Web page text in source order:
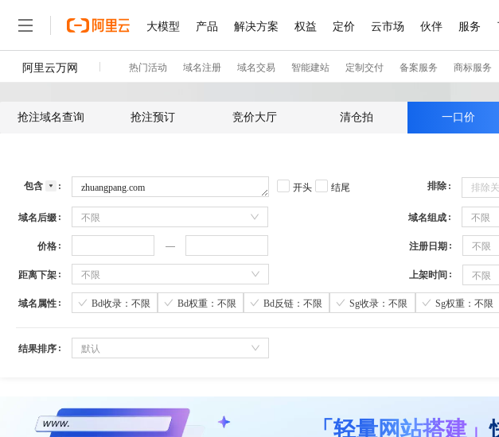
抢注域名查询 抢注预订 竞价大厅 清仓拍 一口价
包含 开头 结尾 排除
域名后缀 不限 域名组成 不限
价格 注册日期 不限
距离下架 不限 上架时间 不限
域名属性 Bd收录：不限 Bd权重：不限 Bd反链：不限 Sg收录：不限 Sg权重：不限
结果排序 默认
「轻量网站搭建」